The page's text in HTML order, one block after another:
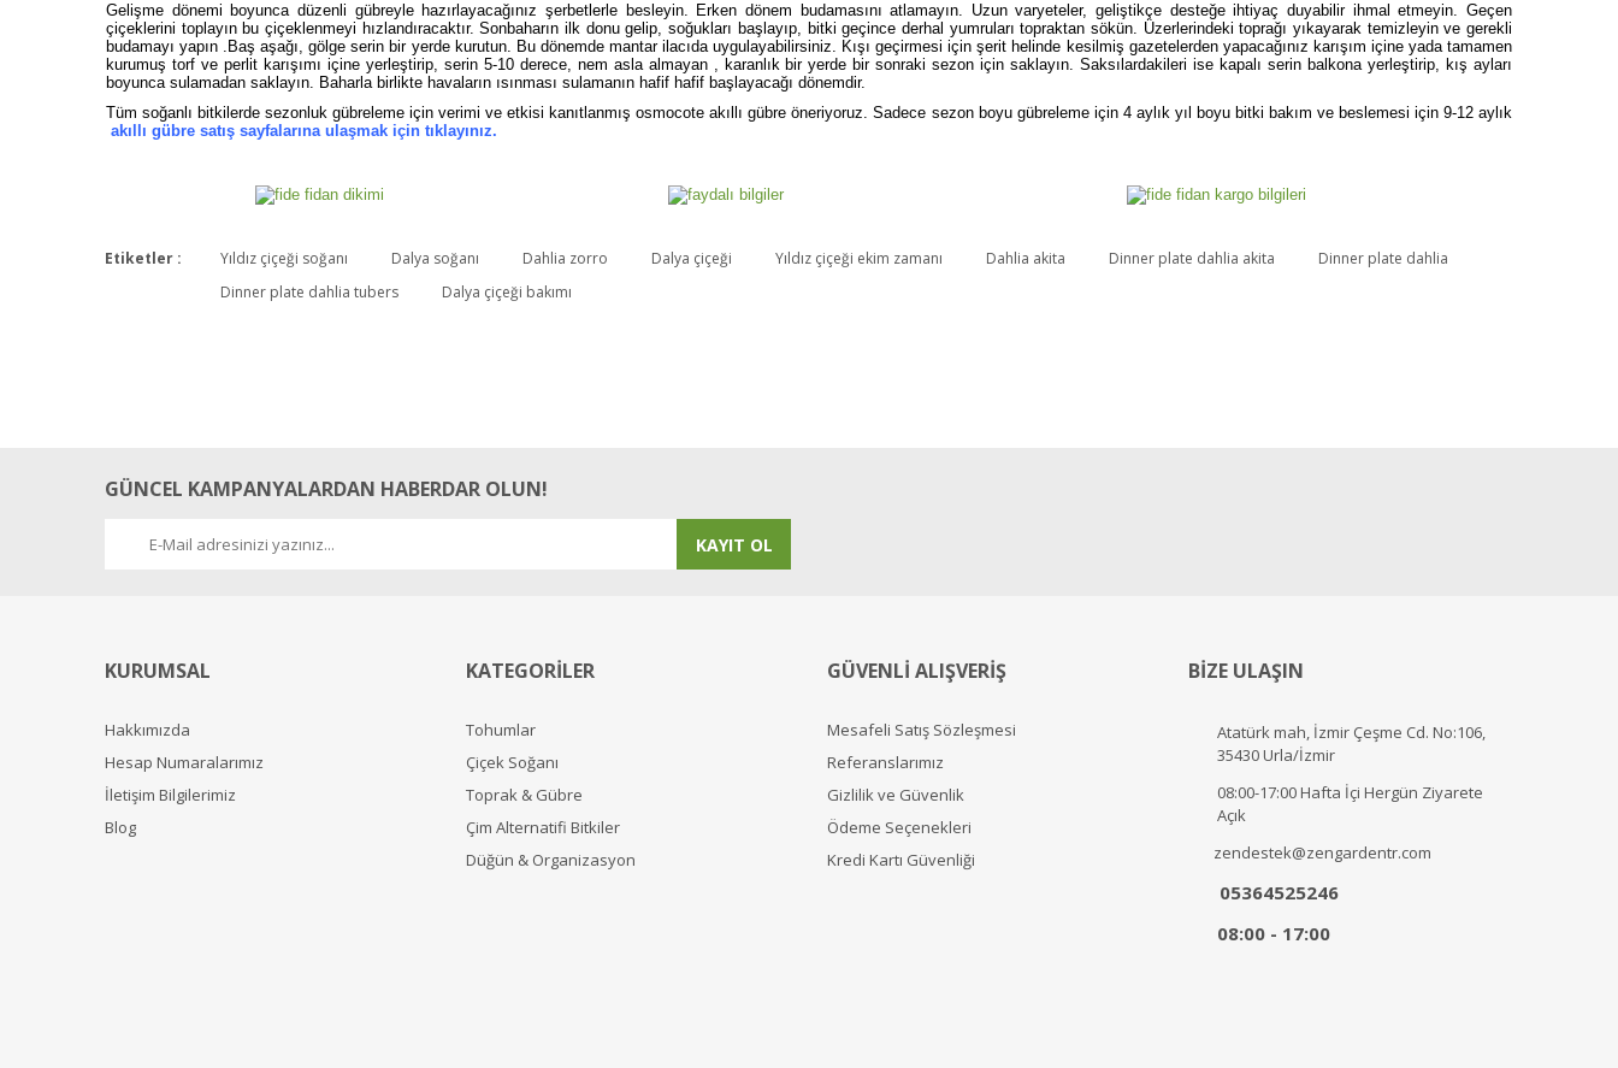
Gelişme dönemi boyunca düzenli gübreyle hazırlayacağınız şerbetlerle besleyin. Erken dönem budamasını atlamayın. Uzun varyeteler, geliştikçe desteğe ihtiyaç duyabilir ihmal etmeyin. Geçen
çiçeklerini toplayın bu çiçeklenmeyi hızlandıracaktır. Sonbaharın ilk donu gelip, soğukları başlayıp, bitki geçince derhal yumruları topraktan sökün. Üzerlerindeki toprağı yıkayarak temizleyin ve gerekli
budamayı yapın .Baş aşağı, gölge serin bir yerde kurutun. Bu dönemde mantar ilacıda uygulayabilirsiniz. Kışı geçirmesi için şerit helinde kesilmiş gazetelerden yapacağınız karışım içine yada tamamen
kurumuş torf ve perlit karışımı içine yerleştirip, serin 5-10 derece, nem asla almayan , karanlık bir yerde bir sonraki sezon için saklayın. Saksılardakileri ise kapalı serin balkona yerleştirip, kış ayları
boyunca sulamadan saklayın. Baharla birlikte havaların ısınması sulamanın hafif hafif başlayacağı dönemdir.
Tüm soğanlı bitkilerde sezonluk gübreleme için verimi ve etkisi kanıtlanmış osmocote akıllı gübre öneriyoruz. Sadece sezon boyu gübreleme için 4 aylık yıl boyu bitki bakım ve beslemesi için 9-12 aylık
akıllı gübre satış sayfalarına ulaşmak için tıklayınız.
Etiketler : Yıldız çiçeği soğanı Dalya soğanı Dahlia zorro Dalya çiçeği Yıldız çiçeği ekim zamanı Dahlia akita Dinner plate dahlia akita
Dinner plate dahlia
Dinner plate dahlia tubers
Dalya çiçeği bakımı
GÜNCEL KAMPANYALARDAN HABERDAR OLUN!
KAYIT OL
KURUMSAL
Hakkımızda
Hesap Numaralarımız
İletişim Bilgilerimiz
Blog
KATEGORİLER
Tohumlar
Çiçek Soğanı
Toprak & Gübre
Çim Alternatifi Bitkiler
Düğün & Organizasyon
GÜVENLİ ALIŞVERİŞ
Mesafeli Satış Sözleşmesi
Referanslarımız
Gizlilik ve Güvenlik
Ödeme Seçenekleri
Kredi Kartı Güvenliği
BİZE ULAŞIN
Atatürk mah, İzmir Çeşme Cd. No:106,
35430 Urla/İzmir
08:00-17:00 Hafta İçi Hergün Ziyarete
Açık
zendestek@zengardentr.com
05364525246
08:00 - 17:00